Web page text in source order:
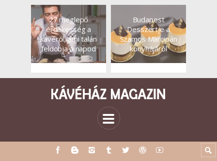
27 meglepő
érdekesség a
kávéról, ami talán
feldobja a napod
Budapest
Desszertje a
Szamos Marcipán
konyhájáról